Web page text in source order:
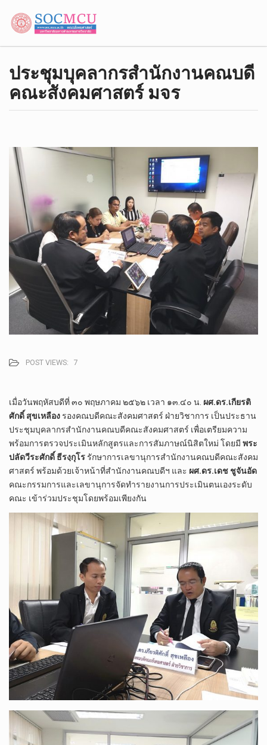
ประชุม​บุคลากร​สำนักงาน​คณบดี​
คณะ​สังคม​ศาสตร์​ มจร
POST VIEWS: 7
เมื่อวันพฤหัสบ​ดี​ที่​ ๓๐​ พฤษภาคม​ ๒๕๖๒​ เวลา​ ๑๓.๔๐​ น.​ ผศ.ดร.เกียรติ​
ศักดิ์​ สุข​เหลือง​ รองคณบดี​คณะ​สังคม​ศาสตร์​ ฝ่าย​วิชาการ​ เป็น​ประธาน​
ประชุม​บุคลากร​สำนักงาน​คณบดี​คณะ​สังคม​ศาสตร์​ เพื่อเตรียม​ความ
พร้อม​การตรวจประเมิน​หลักสูตร​และการสัมภาษ​ณ์นิสิตใหม่​ โดย​มี​ พระ
ปลัด​วี​ระ​ศักดิ์​ ธ​ี​รง​ฺ​กุโร ​ รักษาการ​เลขานุการ​สำนักงาน​คณบดี​คณะ​สังคม​
ศาสตร์​ พร้อม​ด้วย​เจ้าหน้าที่​สำนักงาน​คณบดี​ฯ​ และ​ ผศ.ดร.เดช​ ชู​จัน​อัด​
คณะกรรมการ​และเลขานุการ​จัดทำรายงานการประเมินตนเองระดับ
คณะ​ เข้าร่วมประชุมโดยพร้อมเพียงกัน